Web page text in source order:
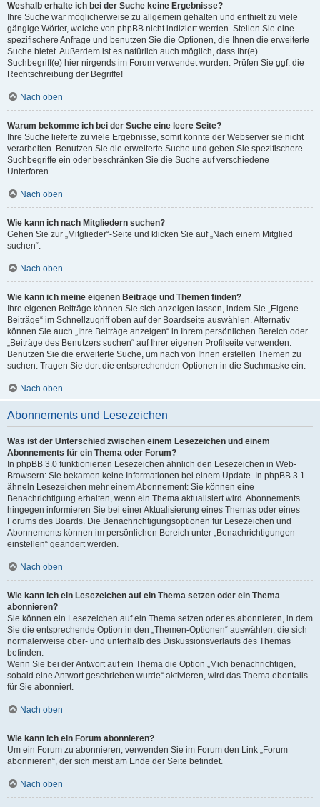
Weshalb erhalte ich bei der Suche keine Ergebnisse?
Ihre Suche war möglicherweise zu allgemein gehalten und enthielt zu viele
gängige Wörter, welche von phpBB nicht indiziert werden. Stellen Sie eine
spezifischere Anfrage und benutzen Sie die Optionen, die Ihnen die erweiterte
Suche bietet. Außerdem ist es natürlich auch möglich, dass Ihr(e)
Suchbegriff(e) hier nirgends im Forum verwendet wurden. Prüfen Sie ggf. die
Rechtschreibung der Begriffe!
Nach oben
Warum bekomme ich bei der Suche eine leere Seite?
Ihre Suche lieferte zu viele Ergebnisse, somit konnte der Webserver sie nicht
verarbeiten. Benutzen Sie die erweiterte Suche und geben Sie spezifischere
Suchbegriffe ein oder beschränken Sie die Suche auf verschiedene
Unterforen.
Nach oben
Wie kann ich nach Mitgliedern suchen?
Gehen Sie zur „Mitglieder“-Seite und klicken Sie auf „Nach einem Mitglied
suchen“.
Nach oben
Wie kann ich meine eigenen Beiträge und Themen finden?
Ihre eigenen Beiträge können Sie sich anzeigen lassen, indem Sie „Eigene
Beiträge“ im Schnellzugriff oben auf der Boardseite auswählen. Alternativ
können Sie auch „Ihre Beiträge anzeigen“ in Ihrem persönlichen Bereich oder
„Beiträge des Benutzers suchen“ auf Ihrer eigenen Profilseite verwenden.
Benutzen Sie die erweiterte Suche, um nach von Ihnen erstellen Themen zu
suchen. Tragen Sie dort die entsprechenden Optionen in die Suchmaske ein.
Nach oben
Abonnements und Lesezeichen
Was ist der Unterschied zwischen einem Lesezeichen und einem
Abonnements für ein Thema oder Forum?
In phpBB 3.0 funktionierten Lesezeichen ähnlich den Lesezeichen in Web-
Browsern: Sie bekamen keine Informationen bei einem Update. In phpBB 3.1
ähneln Lesezeichen mehr einem Abonnement: Sie können eine
Benachrichtigung erhalten, wenn ein Thema aktualisiert wird. Abonnements
hingegen informieren Sie bei einer Aktualisierung eines Themas oder eines
Forums des Boards. Die Benachrichtigungsoptionen für Lesezeichen und
Abonnements können im persönlichen Bereich unter „Benachrichtigungen
einstellen“ geändert werden.
Nach oben
Wie kann ich ein Lesezeichen auf ein Thema setzen oder ein Thema
abonnieren?
Sie können ein Lesezeichen auf ein Thema setzen oder es abonnieren, in dem
Sie die entsprechende Option in den „Themen-Optionen“ auswählen, die sich
normalerweise ober- und unterhalb des Diskussionsverlaufs des Themas
befinden.
Wenn Sie bei der Antwort auf ein Thema die Option „Mich benachrichtigen,
sobald eine Antwort geschrieben wurde“ aktivieren, wird das Thema ebenfalls
für Sie abonniert.
Nach oben
Wie kann ich ein Forum abonnieren?
Um ein Forum zu abonnieren, verwenden Sie im Forum den Link „Forum
abonnieren“, der sich meist am Ende der Seite befindet.
Nach oben